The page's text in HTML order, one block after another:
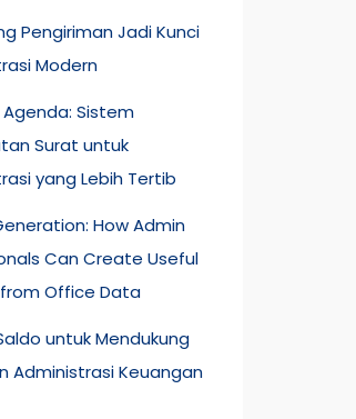
Pengiriman Jadi Kunci
Modern
Sistem
Surat untuk
yang Lebih Tertib
How Admin
Can Create Useful
Office Data
untuk Mendukung
Administrasi Keuangan